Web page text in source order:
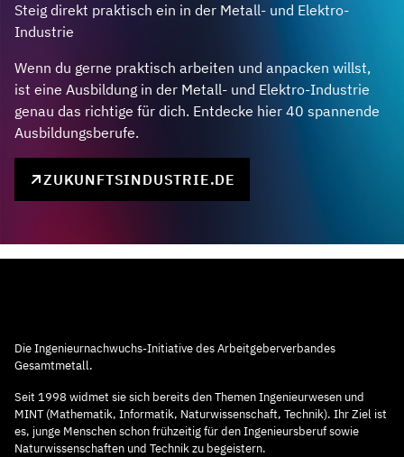
Steig direkt praktisch ein in der Metall- und Elektro-
Industrie
Wenn du gerne praktisch arbeiten und anpacken willst,
ist eine Ausbildung in der Metall- und Elektro-Industrie
genau das richtige für dich. Entdecke hier 40 spannende
Ausbildungsberufe.
ZUKUNFTSINDUSTRIE.DE
Die Ingenieurnachwuchs-Initiative des Arbeitgeberverbandes
Gesamtmetall.
Seit 1998 widmet sie sich bereits den Themen Ingenieurwesen und
MINT (Mathematik, Informatik, Naturwissenschaft, Technik). Ihr Ziel ist
es, junge Menschen schon frühzeitig für den Ingenieursberuf sowie
Naturwissenschaften und Technik zu begeistern.